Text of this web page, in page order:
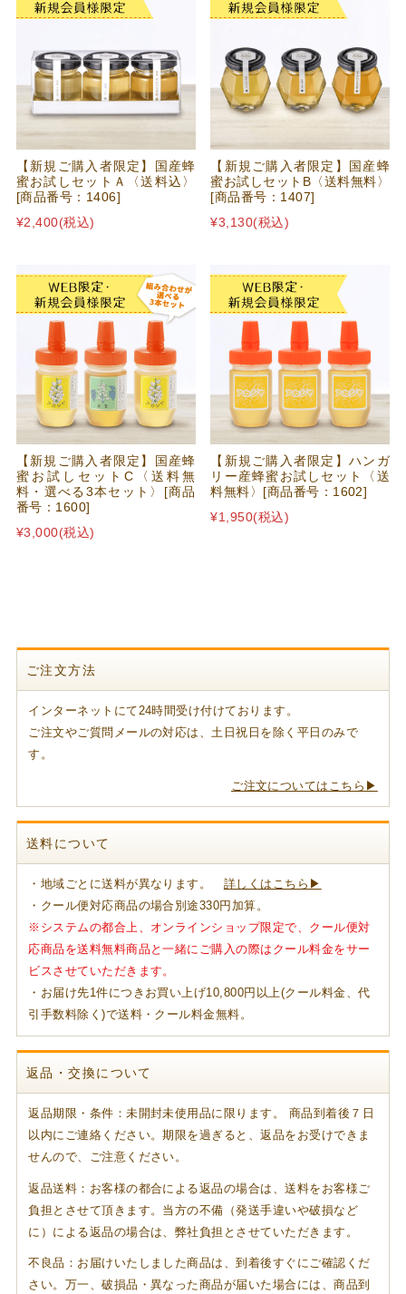
【新規ご購入者限定】国産蜂
蜜お試しセットＡ〈送料込〉
[商品番号：1406]
¥2,400(税込)
【新規ご購入者限定】国産蜂
蜜お試しセットB〈送料無料〉
[商品番号：1407]
¥3,130(税込)
【新規ご購入者限定】国産蜂
蜜お試しセットC〈送料無
料・選べる3本セット〉[商品
番号：1600]
¥3,000(税込)
【新規ご購入者限定】ハンガ
リー産蜂蜜お試しセット〈送
料無料〉[商品番号：1602]
¥1,950(税込)
ご注文方法
インターネットにて24時間受け付けております。
ご注文やご質問メールの対応は、土日祝日を除く平日のみで
す。
ご注文についてはこちら▶
送料について
・地域ごとに送料が異なります。 詳しくはこちら▶
・クール便対応商品の場合別途330円加算。
※システムの都合上、オンラインショップ限定で、クール便対
応商品を送料無料商品と一緒にご購入の際はクール料金をサー
ビスさせていただきます。
・お届け先1件につきお買い上げ10,800円以上(クール料金、代
引手数料除く)で送料・クール料金無料。
返品・交換について
返品期限・条件：未開封未使用品に限ります。 商品到着後７日
以内にご連絡ください。期限を過ぎると、返品をお受けできま
せんので、ご注意ください。
返品送料：お客様の都合による返品の場合は、送料をお客様ご
負担とさせて頂きます。当方の不備（発送手違いや破損など
に）による返品の場合は、弊社負担とさせていただきます。
不良品：お届けいたしました商品は、到着後すぐにご確認くだ
さい。万一、破損品・異なった商品が届いた場合には、商品到